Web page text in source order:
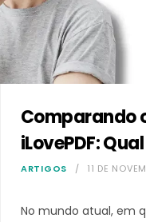
Comparando
iLovePDF:
ARTIGOS 11 DE
No mundo atual, em